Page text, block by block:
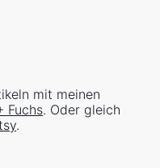
mit meinen
Fuchs. Oder gleich
.